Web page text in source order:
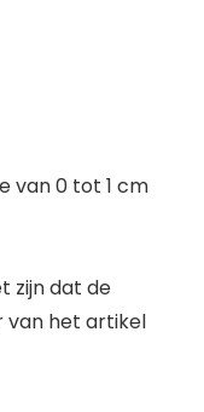
van 0 tot 1 cm
zijn dat de
van het artikel